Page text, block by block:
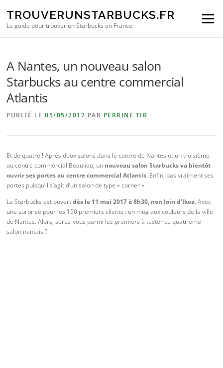
TROUVERUNSTARBUCKS.FR
Le guide pour trouver un Starbucks en France
Menu
A Nantes, un nouveau salon
Starbucks au centre commercial
Atlantis
PUBLIÉ LE05/05/2017 PAR PERRINE TIB
Et de quatre ! Après deux salons dans le centre de Nantes et un troisième
au centre commercial Beaulieu, un nouveau salon Starbucks va bientôt
ouvrir ses portes au centre commercial Atlantis. Enfin, pas vraiment ses
portes puisqu’il s’agit d’un salon de type « corner ».
Le Starbucks est ouvertdès le 11 mai 2017 à 8h30, non loin d’Ikea. Avec
une surprise pour les 150 premiers clients : un mug aux couleurs de la ville
de Nantes. Alors, serez-vous parmi les premiers à tester ce quatrième
salon nantais ?